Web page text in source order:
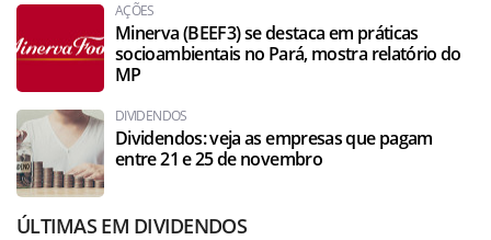
AÇÕES
Minerva (BEEF3) se destaca em práticas
socioambientais no Pará, mostra relatório do
MP
DIVIDENDOS
Dividendos: veja as empresas que pagam
entre 21 e 25 de novembro
ÚLTIMAS EM DIVIDENDOS